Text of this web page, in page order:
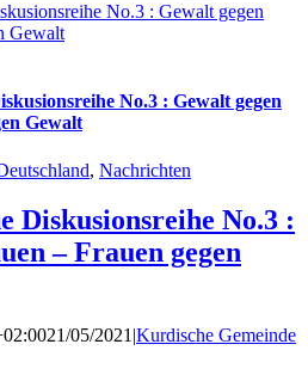
No.3 : Gewalt gegen
Gewalt
No.3 : Gewalt gegen
Gewalt
, Nachrichten
Diskusionsreihe No.3 :
– Frauen gegen
21/05/2021 |Kurdische Gemeinde